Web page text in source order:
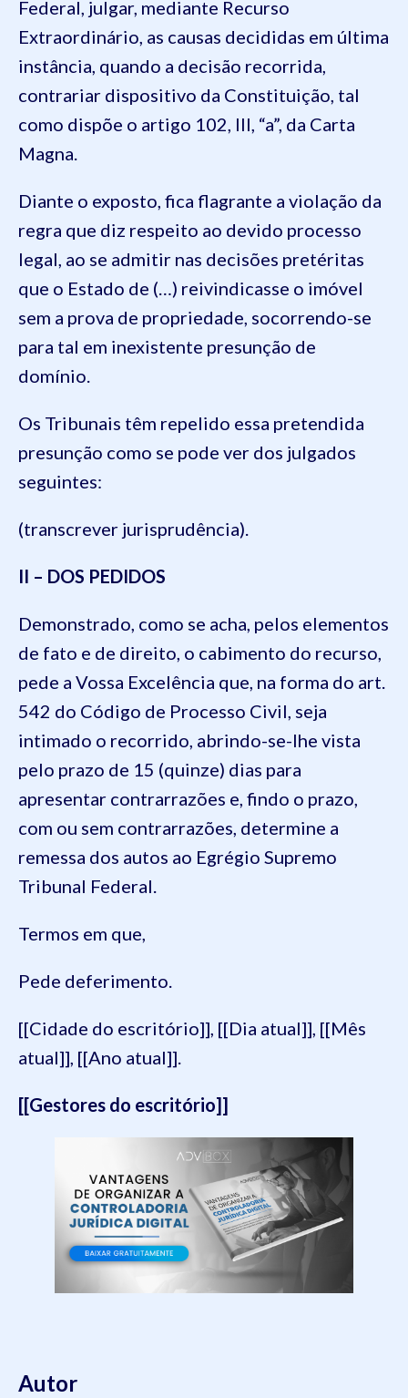
Federal, julgar, mediante Recurso
Extraordinário, as causas decididas em última
instância, quando a decisão recorrida,
contrariar dispositivo da Constituição, tal
como dispõe o artigo 102, III, “a”, da Carta
Magna.
Diante o exposto, fica flagrante a violação da
regra que diz respeito ao devido processo
legal, ao se admitir nas decisões pretéritas
que o Estado de (…) reivindicasse o imóvel
sem a prova de propriedade, socorrendo-se
para tal em inexistente presunção de
domínio.
Os Tribunais têm repelido essa pretendida
presunção como se pode ver dos julgados
seguintes:
(transcrever jurisprudência).
II – DOS PEDIDOS
Demonstrado, como se acha, pelos elementos
de fato e de direito, o cabimento do recurso,
pede a Vossa Excelência que, na forma do art.
542 do Código de Processo Civil, seja
intimado o recorrido, abrindo-se-lhe vista
pelo prazo de 15 (quinze) dias para
apresentar contrarrazões e, findo o prazo,
com ou sem contrarrazões, determine a
remessa dos autos ao Egrégio Supremo
Tribunal Federal.
Termos em que,
Pede deferimento.
[[Cidade do escritório]], [[Dia atual]], [[Mês
atual]], [[Ano atual]].
[[Gestores do escritório]]
Autor